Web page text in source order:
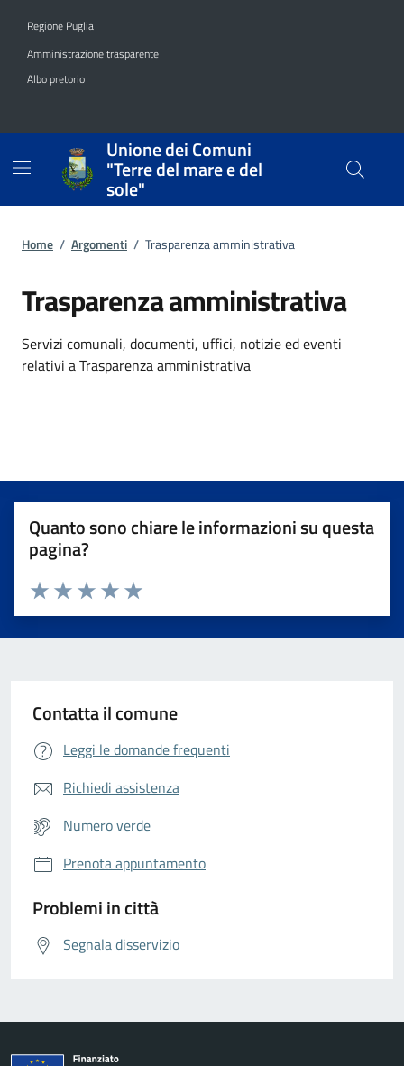
Regione Puglia
Amministrazione trasparente
Albo pretorio
Unione dei Comuni
"Terre del mare e del
sole"
Home / Argomenti / Trasparenza amministrativa
Trasparenza amministrativa
Dettagli dell'argomento
Servizi comunali, documenti, uffici, notizie ed eventi
relativi a Trasparenza amministrativa
Quanto sono chiare le informazioni su questa
pagina?
Valuta da 1 a 5 stelle la pagina
Valuta 5 stelle su 5
Valuta 4 stelle su 5
Valuta 3 stelle su 5
Valuta 2 stelle su 5
Valuta 1 stelle su 5
Contatta il comune
Leggi le domande frequenti
Richiedi assistenza
Numero verde
Prenota appuntamento
Problemi in città
Segnala disservizio